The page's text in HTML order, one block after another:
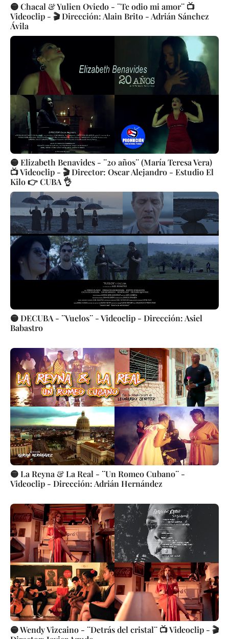
🟡 Chacal & Yulien Oviedo - ¨Te odio mi amor¨ 📺
Videoclip - 🎬 Dirección: Alain Brito - Adrián Sánchez
Ávila
🟡 Elizabeth Benavides - ¨20 años¨ (María Teresa Vera)
📺 Videoclip - 🎬 Director: Oscar Alejandro - Estudio El
Kilo 👉 CUBA 👌
🟡 DECUBA - ¨Vuelos¨ - Videoclip - Dirección: Asiel
Babastro
🟡 La Reyna & La Real - ¨Un Romeo Cubano¨ -
Videoclip - Dirección: Adrián Hernández
🟡 Wendy Vizcaino - ¨Detrás del cristal¨ 📺 Videoclip - 🎬